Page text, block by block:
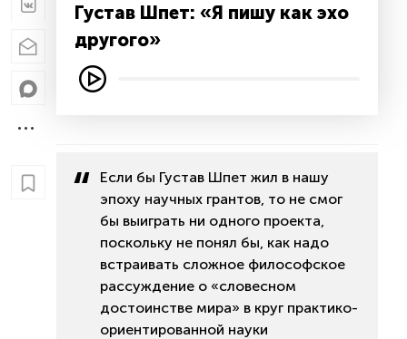
Густав Шпет: «Я пишу как эхо
другого»
Если бы Густав Шпет жил в нашу
эпоху научных грантов, то не смог
бы выиграть ни одного проекта,
поскольку не понял бы, как надо
встраивать сложное философское
рассуждение о «словесном
достоинстве мира» в круг практико-
ориентированной науки